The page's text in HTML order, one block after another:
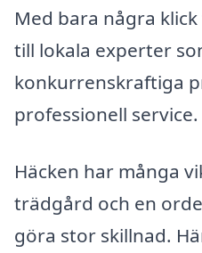
Med bara några
till lokala experter
konkurrenskraftiga
professionell service.
Häcken har många
trädgård och en
göra stor skillnad.